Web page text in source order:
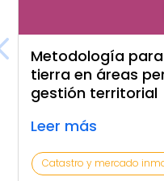
Metodología
tierra en áreas
gestión territorial
Leer más
Catastro y mercado